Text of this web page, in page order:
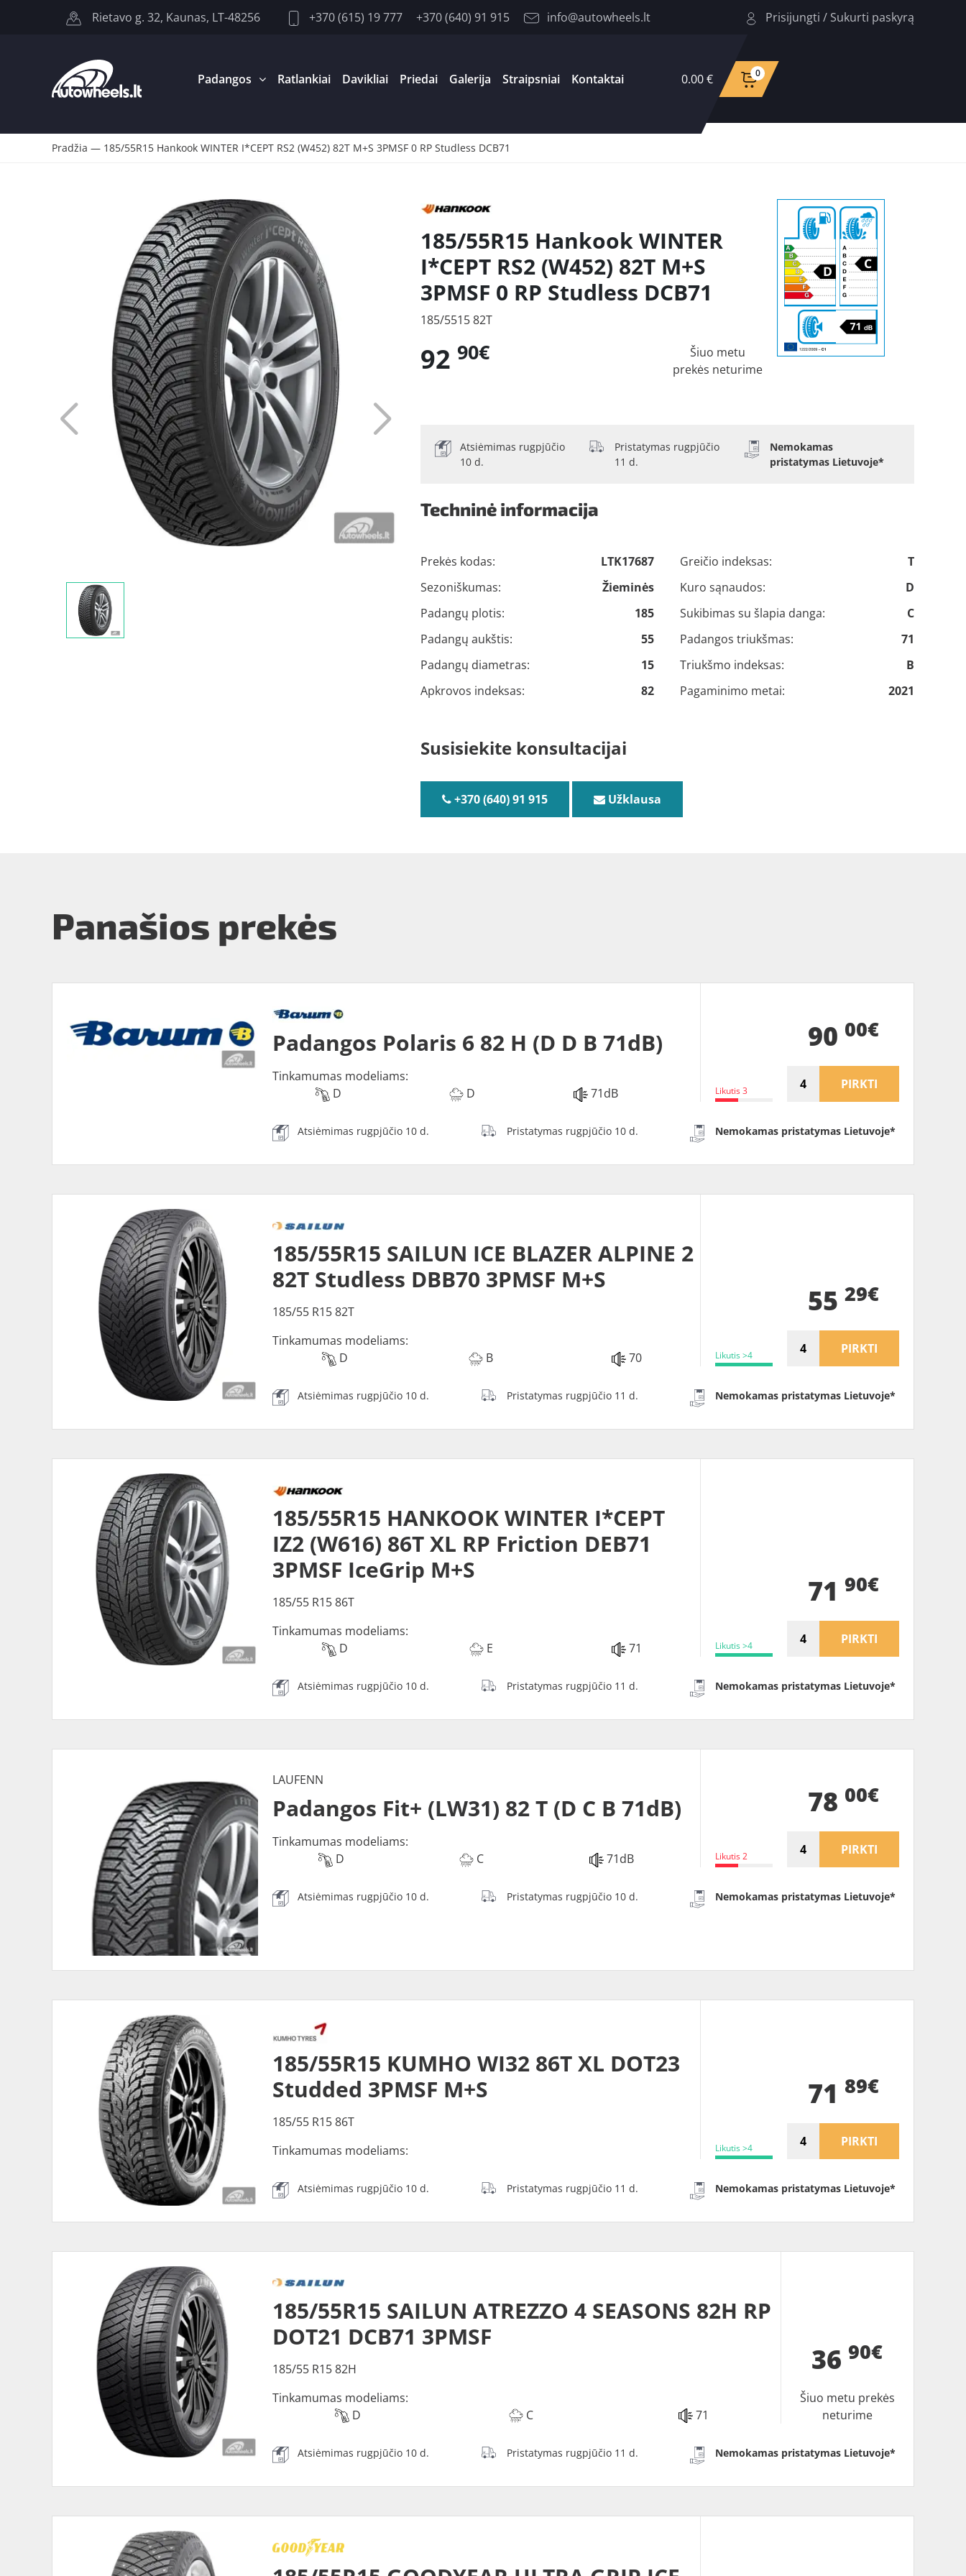
Rietavo g. 32, Kaunas, LT-48256 +370 (615) 19 777 +370 (640) 91 915 info@autowheels.lt Prisijungti / Sukurti paskyrą
Padangos Ratlankiai Davikliai Priedai Galerija Straipsniai Kontaktai 0.00 € 0
Pradžia — 185/55R15 Hankook WINTER I*CEPT RS2 (W452) 82T M+S 3PMSF 0 RP Studless DCB71
185/55R15 Hankook WINTER
I*CEPT RS2 (W452) 82T M+S
3PMSF 0 RP Studless DCB71
185/5515 82T
92 90€
Šiuo metu
prekės neturime
Atsiėmimas rugpjūčio
10 d.
Pristatymas rugpjūčio
11 d.
Nemokamas
pristatymas Lietuvoje*
Techninė informacija
Prekės kodas:
LTK17687
Sezoniškumas:
Žieminės
Padangų plotis:
185
Padangų aukštis:
55
Padangų diametras:
15
Apkrovos indeksas:
82
Greičio indeksas:
T
Kuro sąnaudos:
D
Sukibimas su šlapia danga:
C
Padangos triukšmas:
71
Triukšmo indeksas:
B
Pagaminimo metai:
2021
Susisiekite konsultacijai
+370 (640) 91 915 Užklausa
Panašios prekės
Padangos Polaris 6 82 H (D D B 71dB)
Tinkamumas modeliams:
D
D 71dB Likutis 3
90 00€
PIRKTI
Atsiėmimas rugpjūčio 10 d. Pristatymas rugpjūčio 10 d. Nemokamas pristatymas Lietuvoje*
185/55R15 SAILUN ICE BLAZER ALPINE 2
82T Studless DBB70 3PMSF M+S
185/55 R15 82T
Tinkamumas modeliams:
D
B 70 Likutis >4
55 29€
PIRKTI
Atsiėmimas rugpjūčio 10 d. Pristatymas rugpjūčio 11 d. Nemokamas pristatymas Lietuvoje*
185/55R15 HANKOOK WINTER I*CEPT
IZ2 (W616) 86T XL RP Friction DEB71
3PMSF IceGrip M+S
185/55 R15 86T
Tinkamumas modeliams:
D
E 71 Likutis >4
71 90€
PIRKTI
Atsiėmimas rugpjūčio 10 d. Pristatymas rugpjūčio 11 d. Nemokamas pristatymas Lietuvoje*
LAUFENN
Padangos Fit+ (LW31) 82 T (D C B 71dB)
Tinkamumas modeliams:
D
C 71dB Likutis 2
78 00€
PIRKTI
Atsiėmimas rugpjūčio 10 d. Pristatymas rugpjūčio 10 d. Nemokamas pristatymas Lietuvoje*
185/55R15 KUMHO WI32 86T XL DOT23
Studded 3PMSF M+S
185/55 R15 86T
Tinkamumas modeliams:
Likutis >4
71 89€
PIRKTI
Atsiėmimas rugpjūčio 10 d. Pristatymas rugpjūčio 11 d. Nemokamas pristatymas Lietuvoje*
185/55R15 SAILUN ATREZZO 4 SEASONS 82H RP
DOT21 DCB71 3PMSF
185/55 R15 82H
Tinkamumas modeliams:
D
C 71
3690€
Šiuo metu prekės
neturime
Atsiėmimas rugpjūčio 10 d. Pristatymas rugpjūčio 11 d. Nemokamas pristatymas Lietuvoje*